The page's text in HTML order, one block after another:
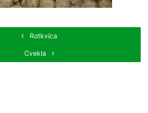
Rotkvica
Cvekla